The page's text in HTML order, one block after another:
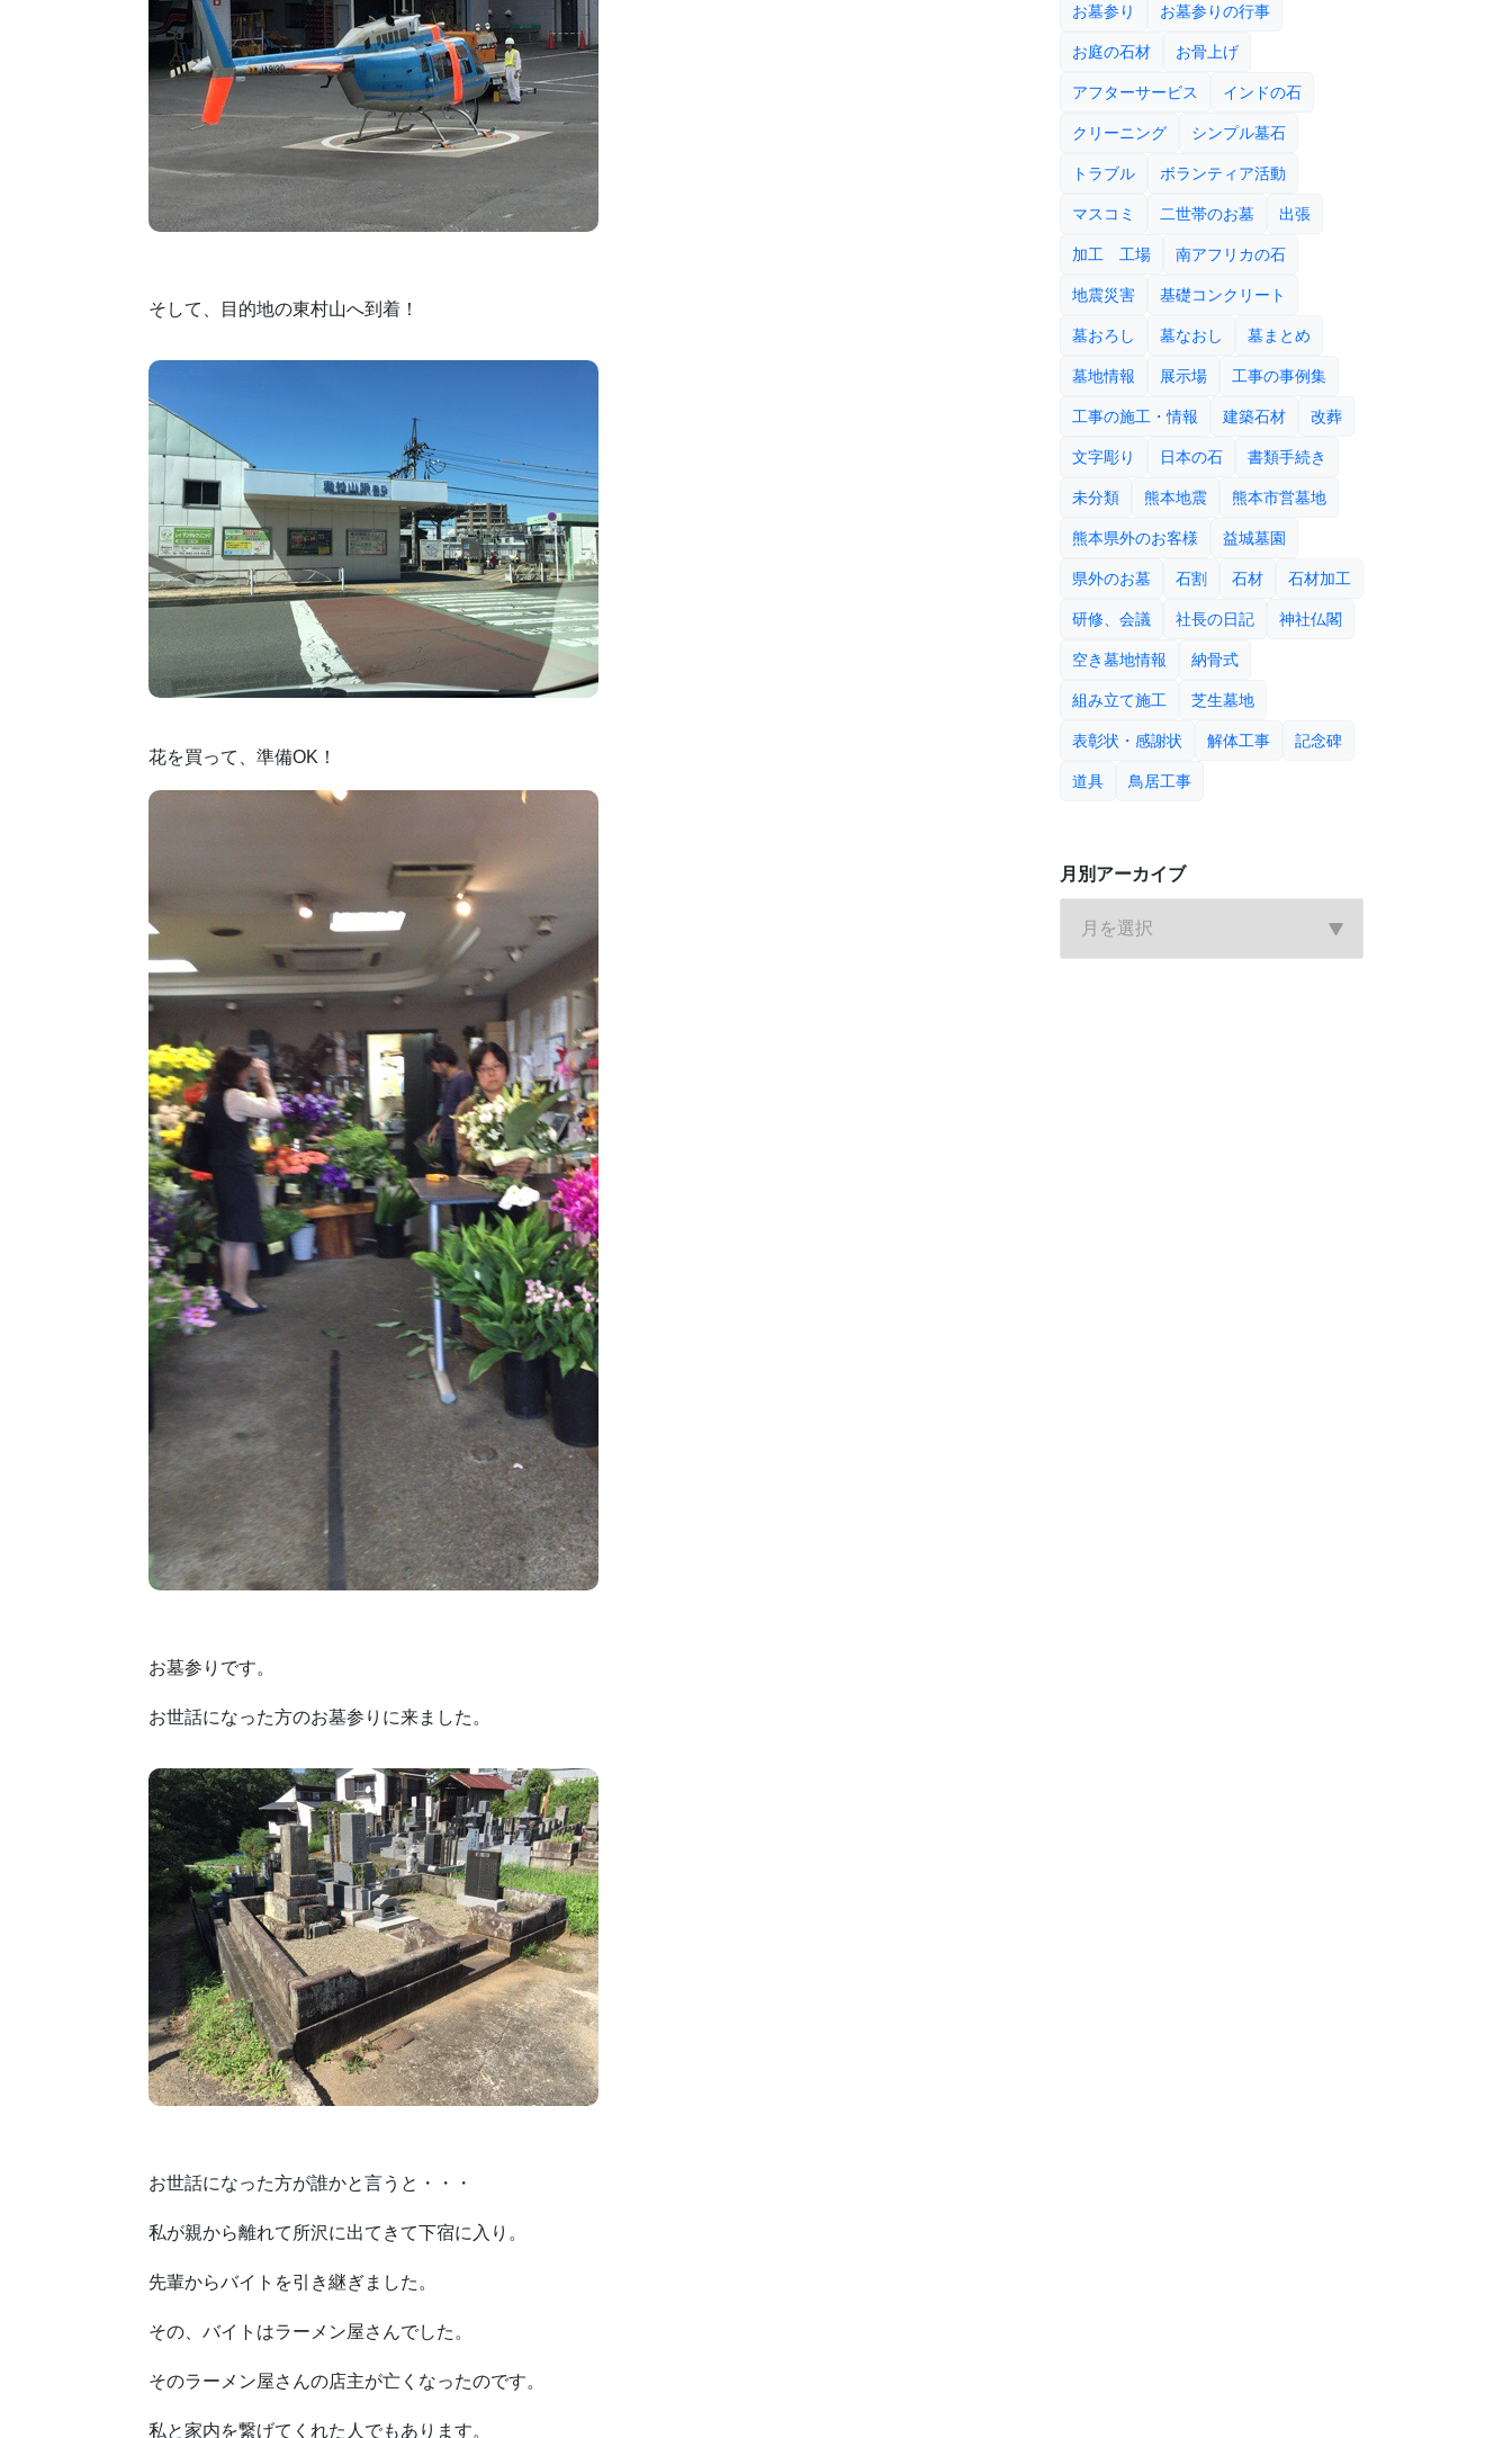
そして、目的地の東村山へ到着！
花を買って、準備OK！
お墓参りです。
お世話になった方のお墓参りに来ました。
お世話になった方が誰かと言うと・・・
私が親から離れて所沢に出てきて下宿に入り。
先輩からバイトを引き継ぎました。
その、バイトはラーメン屋さんでした。
そのラーメン屋さんの店主が亡くなったのです。
私と家内を繋げてくれた人でもあります。
お墓参り お墓参りの行事
お庭の石材 お骨上げ
アフターサービス インドの石
クリーニング シンプル墓石
トラブル ボランティア活動
マスコミ 二世帯のお墓 出張
加工 工場 南アフリカの石
地震災害 基礎コンクリート
墓おろし 墓なおし 墓まとめ
墓地情報 展示場 工事の事例集
工事の施工・情報 建築石材 改葬
文字彫り 日本の石 書類手続き
未分類 熊本地震 熊本市営墓地
熊本県外のお客様 益城墓園
県外のお墓 石割 石材 石材加工
研修、会議 社長の日記 神社仏閣
空き墓地情報 納骨式
組み立て施工 芝生墓地
表彰状・感謝状 解体工事 記念碑
道具 鳥居工事
月別アーカイブ